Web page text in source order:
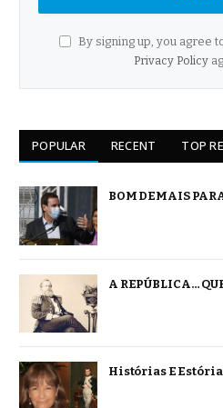
By signing up, you agree
Privacy Policy
POPULAR RECENT TOP
BOM DEMAIS
A REPÚBLICA…
Histórias E